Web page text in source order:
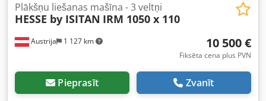
Austrija 1 127 km
Plākšņu liešanas mašīna - 3 veltņi
HESSE by ISITAN IRM 1050 x 110
10 500 €
Fiksēta cena plus PVN
Pieprasīt Zvanīt